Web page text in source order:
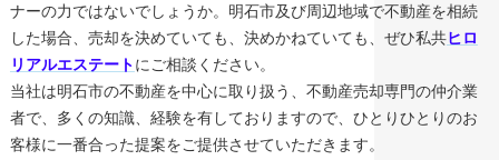
ナーの力ではないでしょうか。明石市及び周辺地域で不動産を相続
した場合、売却を決めていても、決めかねていても、ぜひ私共ヒロ
リアルエステートにご相談ください。
当社は明石市の不動産を中心に取り扱う、不動産売却専門の仲介業
者で、多くの知識、経験を有しておりますので、ひとりひとりのお
客様に一番合った提案をご提供させていただきます。